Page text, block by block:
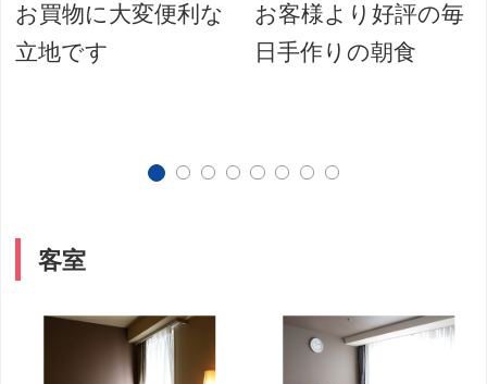
お買物に大変便利な
立地です
お客様より好評の毎
日手作りの朝食
客室